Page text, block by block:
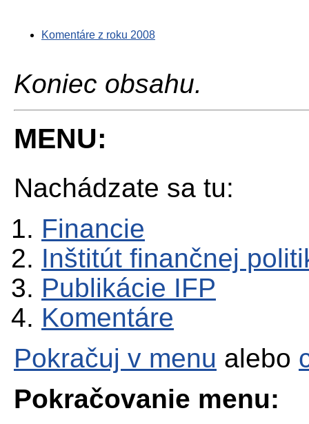
Komentáre z roku 2008
Koniec obsahu.
MENU:
Nachádzate sa tu:
Financie
Inštitút finančnej
Publikácie IFP
Komentáre
Pokračuj v menu alebo
Pokračovanie menu: